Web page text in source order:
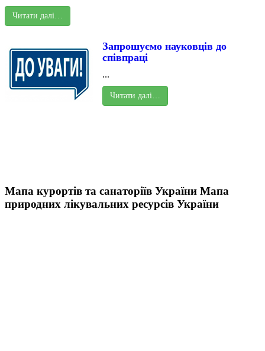
Читати далі…
Запрошуємо науковців до
співпраці
...
Читати далі…
Мапа курортів та санаторіїв України Мапа
природних лікувальних ресурсів України